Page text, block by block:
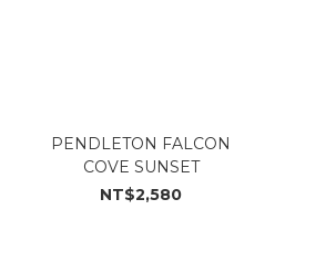
PENDLETON FALCON
COVE SUNSET
NT$2,580